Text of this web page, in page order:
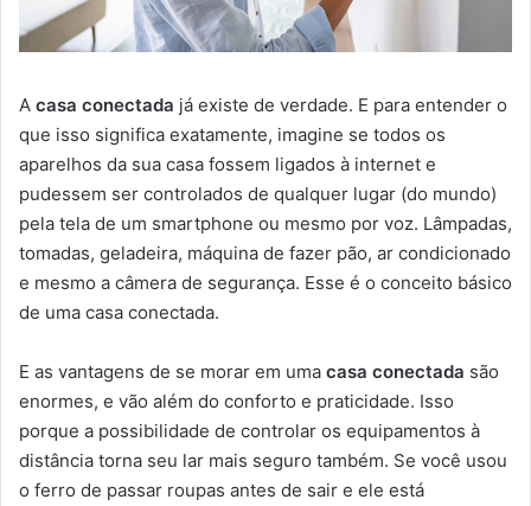
A casa conectada já existe de verdade. E para entender o
que isso significa exatamente, imagine se todos os
aparelhos da sua casa fossem ligados à internet e
pudessem ser controlados de qualquer lugar (do mundo)
pela tela de um smartphone ou mesmo por voz. Lâmpadas,
tomadas, geladeira, máquina de fazer pão, ar condicionado
e mesmo a câmera de segurança. Esse é o conceito básico
de uma casa conectada.
E as vantagens de se morar em uma casa conectada são
enormes, e vão além do conforto e praticidade. Isso
porque a possibilidade de controlar os equipamentos à
distância torna seu lar mais seguro também. Se você usou
o ferro de passar roupas antes de sair e ele está